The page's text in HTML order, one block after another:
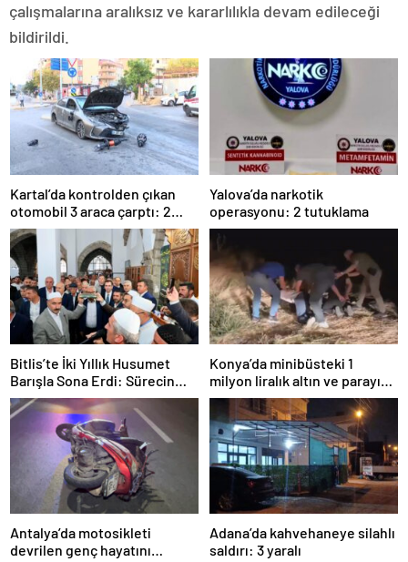
çalışmalarına aralıksız ve kararlılıkla devam edileceği
bildirildi.
Kartal’da kontrolden çıkan
otomobil 3 araca çarptı: 2
yaralı
Yalova’da narkotik
operasyonu: 2 tutuklama
Bitlis’te İki Yıllık Husumet
Barışla Sona Erdi: Sürecin
Başrolünde Atmanega Aşireti
Lideri Hasan Açık Vardı
Konya’da minibüsteki 1
milyon liralık altın ve parayı
çalan 5 şüpheli 3 ilde
yakalandı
Antalya’da motosikleti
devrilen genç hayatını
Adana’da kahvehaneye silahlı
saldırı: 3 yaralı